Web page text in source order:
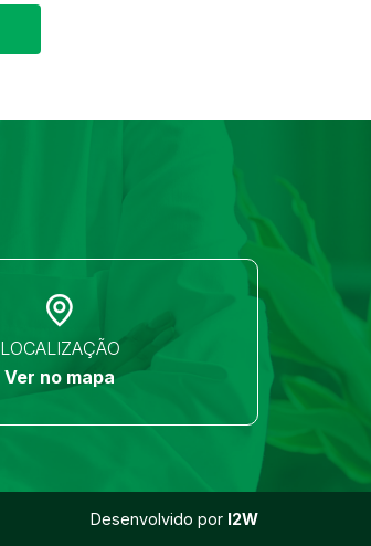
LOCALIZAÇÃO
Ver no mapa
Desenvolvido por I2W